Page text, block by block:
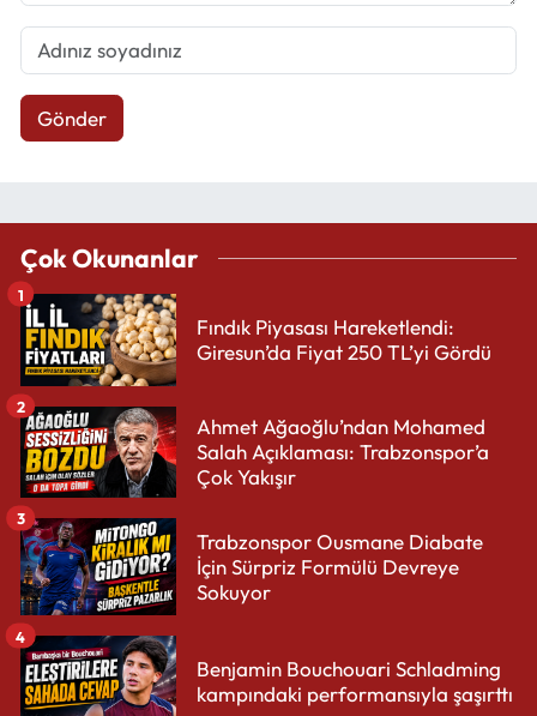
Gönder
Çok Okunanlar
Fındık Piyasası Hareketlendi:
Giresun’da Fiyat 250 TL’yi Gördü
1
Ahmet Ağaoğlu’ndan Mohamed
Salah Açıklaması: Trabzonspor’a
Çok Yakışır
2
Trabzonspor Ousmane Diabate
İçin Sürpriz Formülü Devreye
Sokuyor
3
Benjamin Bouchouari Schladming
kampındaki performansıyla şaşırttı
4